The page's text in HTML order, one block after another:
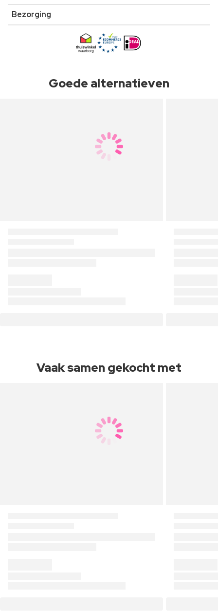
Bezorging
Goede alternatieven
Vaak samen gekocht met